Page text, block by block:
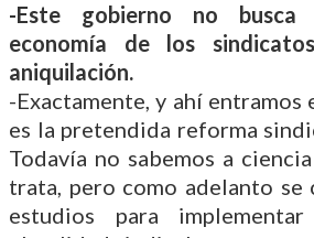
-Este gobierno no
economía de los
aniquilación.
-Exactamente, y ahí entramos
es la pretendida reforma
Todavía no sabemos a
trata, pero como adelanto se
estudios para